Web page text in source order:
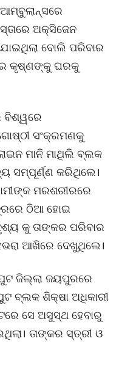
ଅକ୍ସିଜେନ
ବୋଲି ପରିବାର
କୃଷ୍ଣଙ୍କୁ ଘରକୁ
ବିଶ୍ୱରେ
ସଂକ୍ରମଣକୁ
ମାନି ମାଥିଲି ବ୍ଲକ
ସମ୍ପୂର୍ଣ୍ଣ କରିଥିଲେ।
ମରଶରୀରରେ
ଠିଆ ହୋଇ
କୁ ତାଙ୍କର ପରିବାର
ଆଖିରେ ଦେଖୁଥିଲେ।
ଜିଲ୍ଲା ଜୟପୁରରେ
ବ୍ଲକ ଶିକ୍ଷା ଅଧିକାରୀ
ସେ ଅସୁସ୍ଥ ହେବାରୁ
ତାଙ୍କର ସ୍ତ୍ରୀ ଓ